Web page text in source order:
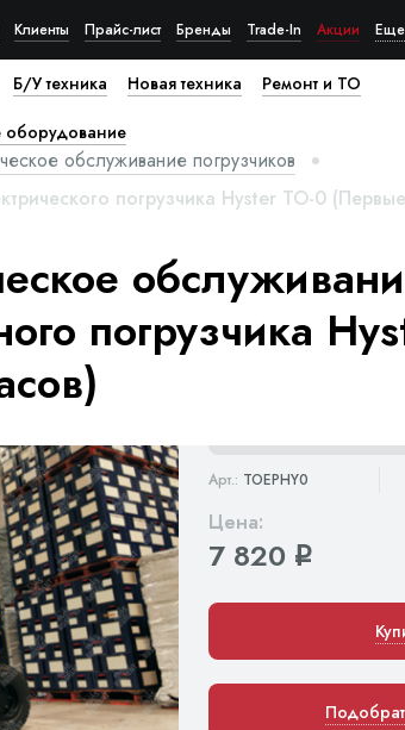
Клиенты Прайс-лист Бренды Trade-In Акции Еще
Б/У техника Новая техника Ремонт и ТО
оборудование
обслуживание погрузчиков
погрузчика Hyster ТО-0
погрузчика
Арт.: TOEPHY0
Цена:
7 820 q